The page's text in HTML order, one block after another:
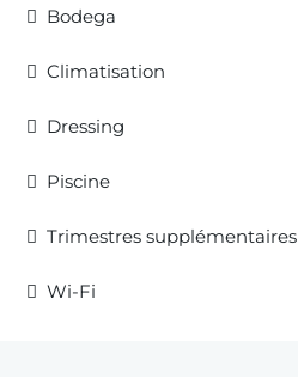
Bodega
Climatisation
Dressing
Piscine
Trimestres supplémentaires
Wi-Fi